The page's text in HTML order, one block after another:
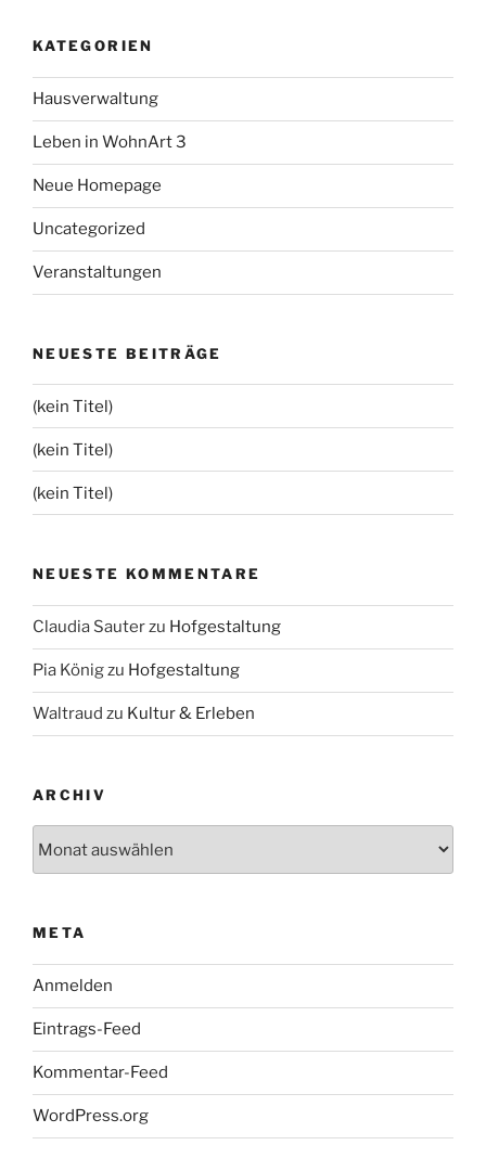
KATEGORIEN
Hausverwaltung
Leben in WohnArt 3
Neue Homepage
Uncategorized
Veranstaltungen
NEUESTE BEITRÄGE
(kein Titel)
(kein Titel)
(kein Titel)
NEUESTE KOMMENTARE
Claudia Sauterzu Hofgestaltung
Pia Königzu Hofgestaltung
Waltraud zu Kultur & Erleben
ARCHIV
META
Anmelden
Eintrags-Feed
Kommentar-Feed
WordPress.org